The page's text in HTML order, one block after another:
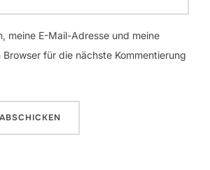
meine E-Mail-Adresse und meine
für die nächste Kommentierung